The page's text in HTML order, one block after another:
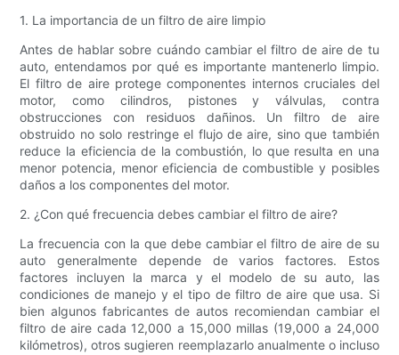
1. La importancia de un filtro de aire limpio
Antes de hablar sobre cuándo cambiar el filtro de aire de tu
auto, entendamos por qué es importante mantenerlo limpio.
El filtro de aire protege componentes internos cruciales del
motor, como cilindros, pistones y válvulas, contra
obstrucciones con residuos dañinos. Un filtro de aire
obstruido no solo restringe el flujo de aire, sino que también
reduce la eficiencia de la combustión, lo que resulta en una
menor potencia, menor eficiencia de combustible y posibles
daños a los componentes del motor.
2. ¿Con qué frecuencia debes cambiar el filtro de aire?
La frecuencia con la que debe cambiar el filtro de aire de su
auto generalmente depende de varios factores. Estos
factores incluyen la marca y el modelo de su auto, las
condiciones de manejo y el tipo de filtro de aire que usa. Si
bien algunos fabricantes de autos recomiendan cambiar el
filtro de aire cada 12,000 a 15,000 millas (19,000 a 24,000
kilómetros), otros sugieren reemplazarlo anualmente o incluso